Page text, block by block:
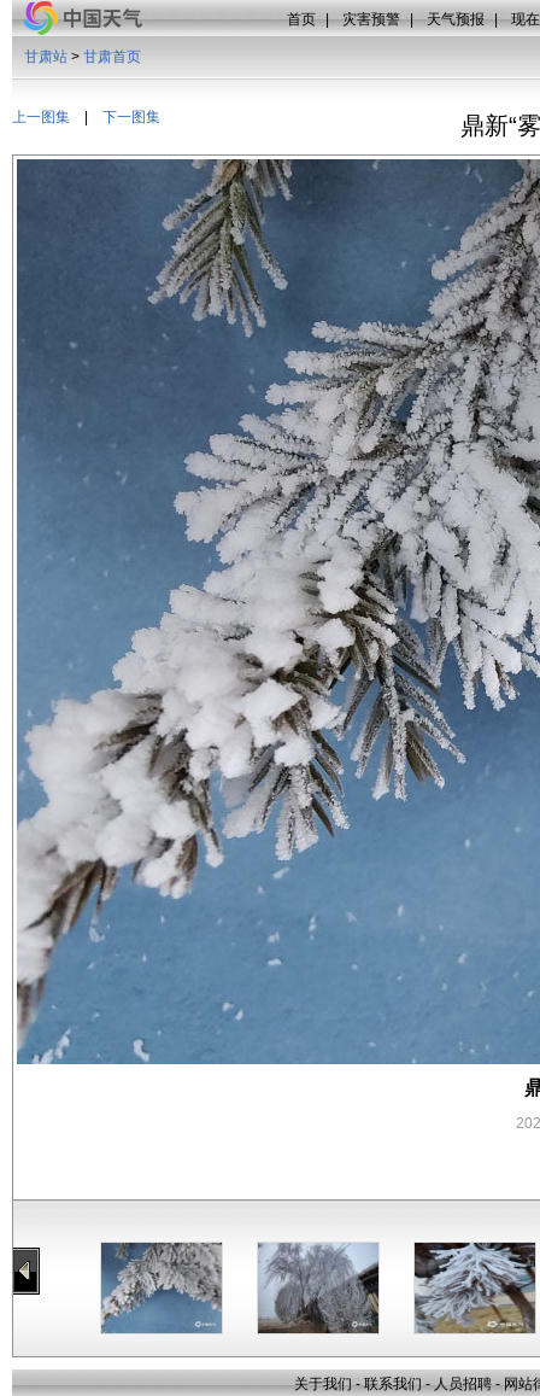
首页 | 灾害预警 | 天气预报 | 现
上一图集 下一图集
甘肃站 > 甘肃首页
鼎新“
关于我们 - 联系我们 - 人员招聘 - 网站